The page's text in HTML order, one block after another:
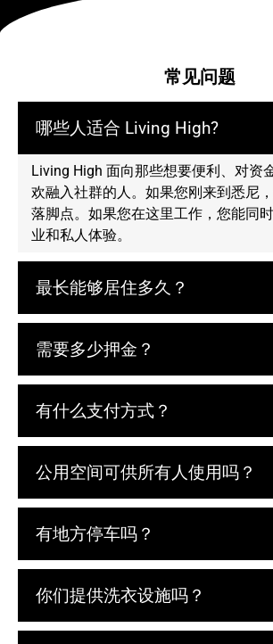
常见问题
哪些人适合 Living High?
Living High 面向那些想要便利、对资
欢融入社群的人。如果您刚来到悉尼
落脚点。如果您在这里工作，您能同
业和私人体验。
最长能够居住多久？
需要多少押金？
有什么支付方式？
公用空间可供所有人使用吗？
有地方停车吗？
你们提供洗衣设施吗？